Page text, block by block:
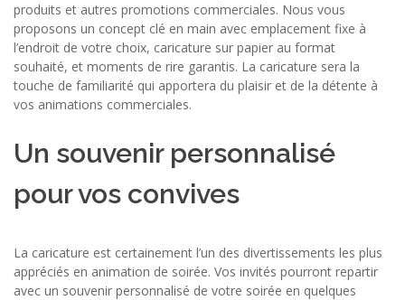
produits et autres promotions commerciales. Nous vous
proposons un concept clé en main avec emplacement fixe à
l’endroit de votre choix, caricature sur papier au format
souhaité, et moments de rire garantis. La caricature sera la
touche de familiarité qui apportera du plaisir et de la détente à
vos animations commerciales.
Un souvenir personnalisé
pour vos convives
La caricature est certainement l’un des divertissements les plus
appréciés en animation de soirée. Vos invités pourront repartir
avec un souvenir personnalisé de votre soirée en quelques